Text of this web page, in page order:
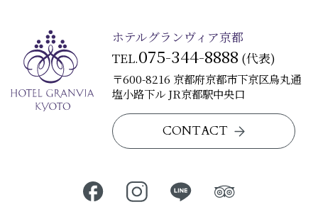
ホテルグランヴィア京都
TEL.075-344-8888 (代表)
〒600-8216 京都府京都市下京区烏丸通
塩小路下ル JR京都駅中央口
CONTACT